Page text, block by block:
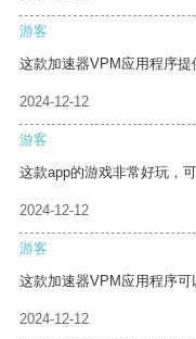
游客
这款加速器VPM应用程序提
2024-12-12
游客
这款app的游戏非常好玩，
2024-12-12
游客
这款加速器VPM应用程序可
2024-12-12